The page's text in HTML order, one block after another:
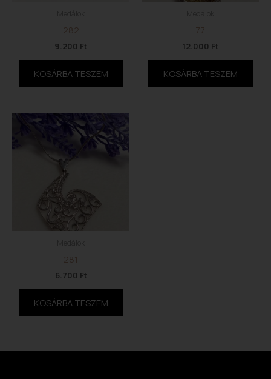
282
9.200 Ft
KOSÁRBA TESZEM
77
12.000 Ft
KOSÁRBA TESZEM
281
6.700 Ft
KOSÁRBA TESZEM